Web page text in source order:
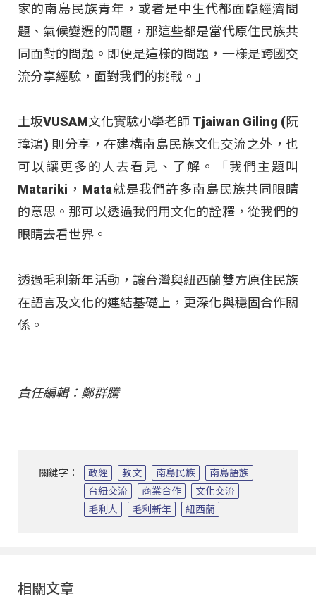
家的南島民族青年，或者是中生代都面臨經濟問
題、氣候變遷的問題，那這些都是當代原住民族共
同面對的問題。即便是這樣的問題，一樣是跨國交
流分享經驗，面對我們的挑戰。」
土坂VUSAM文化實驗小學老師 Tjaiwan Giling (阮
瑋鴻) 則分享，在建構南島民族文化交流之外，也
可以讓更多的人去看見、了解。「我們主題叫
Matariki，Mata就是我們許多南島民族共同眼睛
的意思。那可以透過我們用文化的詮釋，從我們的
眼睛去看世界。
透過毛利新年活動，讓台灣與紐西蘭雙方原住民族
在語言及文化的連結基礎上，更深化與穩固合作關
係。
責任編輯：鄭群騰
關鍵字： 政經 教文 南島民族
南島語族
台紐交流
商業合作
文化交流
毛利人
毛利新年 紐西蘭
相關文章